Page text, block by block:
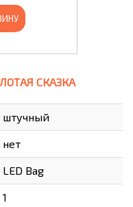
СКАЗКА
штучный
нет
LED Bag
1